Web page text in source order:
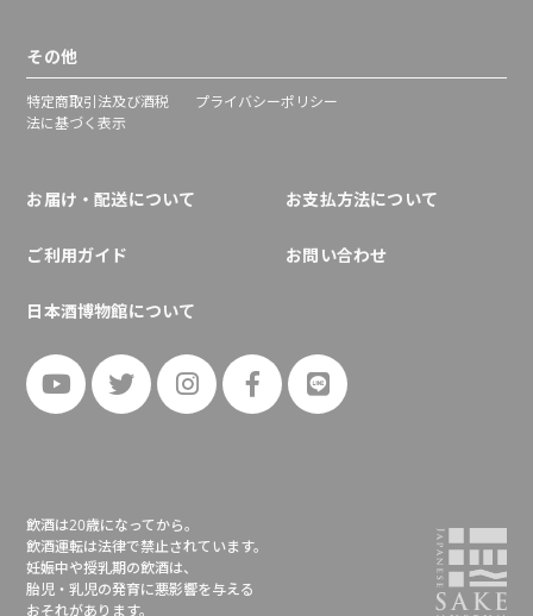
その他
特定商取引法及び酒税
法に基づく表示
プライバシーポリシー
お届け・配送について お支払方法について
ご利用ガイド お問い合わせ
日本酒博物館について
飲酒は20歳になってから。
飲酒運転は法律で禁止されています。
妊娠中や授乳期の飲酒は、
胎児・乳児の発育に悪影響を与える
おそれがあります。